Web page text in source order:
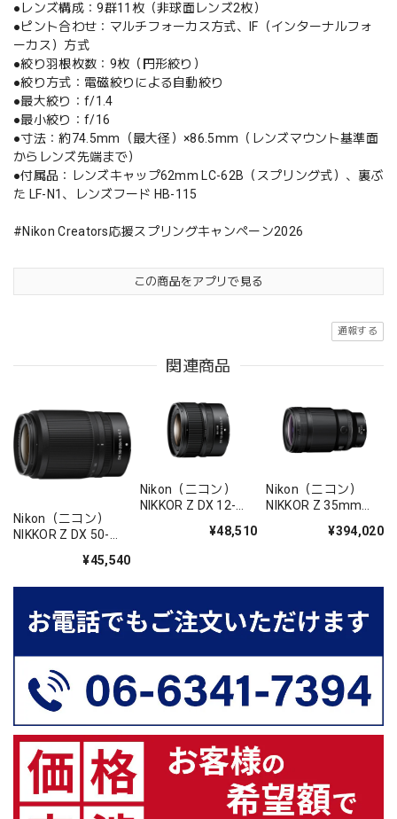
●レンズ構成：9群11枚（非球面レンズ2枚）
●ピント合わせ：マルチフォーカス方式、IF（インターナルフォ
ーカス）方式
●絞り羽根枚数：9枚（円形絞り）
●絞り方式：電磁絞りによる自動絞り
●最大絞り：f/1.4
●最小絞り：f/16
●寸法：約74.5mm（最大径）×86.5mm（レンズマウント基準面
からレンズ先端まで）
●付属品：レンズキャップ62mm LC-62B（スプリング式）、裏ぶ
た LF-N1、レンズフード HB-115
#Nikon Creators応援スプリングキャンペーン2026
この商品をアプリで見る
通報する
関連商品
Nikon（ニコン）
NIKKOR Z DX 50-
¥45,540
Nikon（ニコン）
NIKKOR Z DX 12-
¥48,510
Nikon（ニコン）
NIKKOR Z 35mm
¥394,020